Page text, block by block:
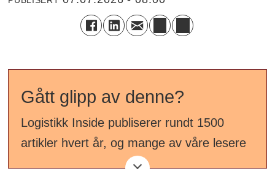
Gått glipp av denne?
Logistikk Inside publiserer rundt 1500
artikler hvert år, og mange av våre lesere
får ikke med seg alt ved første publisering.